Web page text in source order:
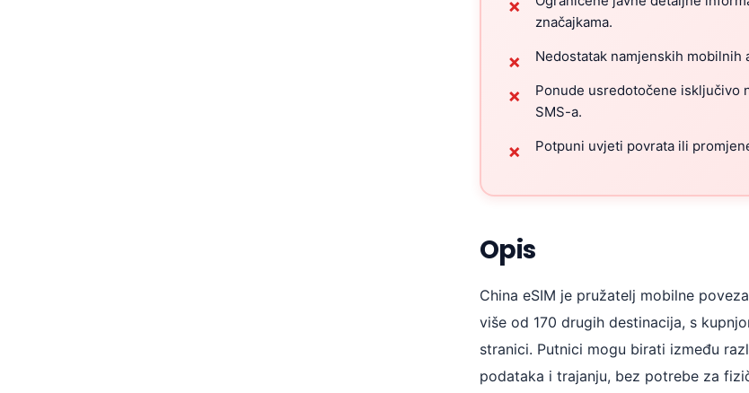
✗
značajkama.
✗ Nedostatak namjenskih mobilnih
✗
Ponude usredotočene isključivo
SMS-a.
✗ Potpuni uvjeti povrata ili
Opis
China eSIM je pružatelj mobilne
više od 170 drugih destinacija, s
stranici. Putnici mogu birati između
podataka i trajanju, bez potrebe za